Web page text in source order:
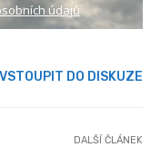
údajů
VSTOUPIT DO DISKUZE
DALŠÍ ČLÁNEK